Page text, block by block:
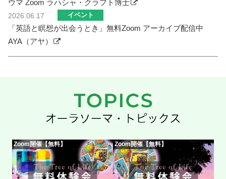
ウマ Zoom ラハシャ・クラフト博士
2026.06.17 イベント
「英語と瞑想が出会うとき」無料Zoom アーカイブ配信中
AYA（アヤ）
Zoom開催【無料】 Zoom開催【無料】